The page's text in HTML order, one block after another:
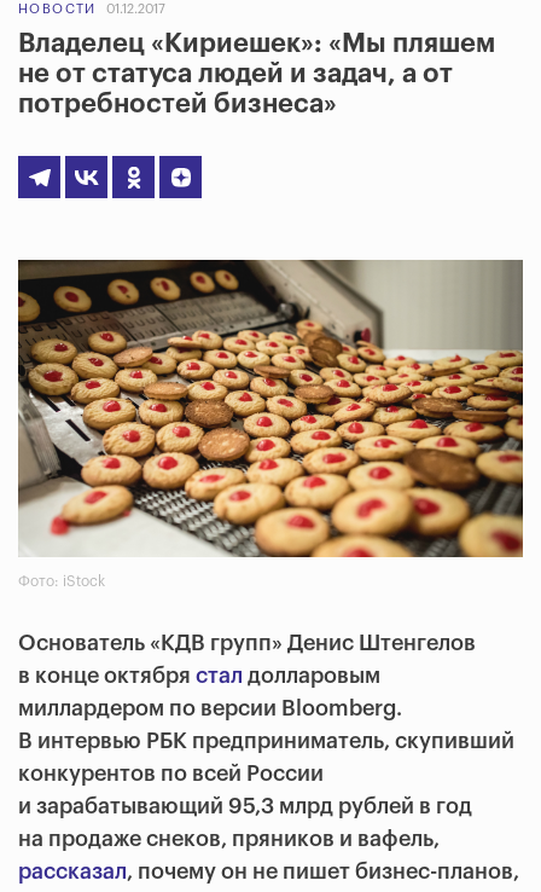
НОВОСТИ 01.12.2017
Владелец «Кириешек»: «Мы пляшем
не от статуса людей и задач, а от
потребностей бизнеса»
Фото: iStock
Основатель «КДВ групп» Денис Штенгелов
в конце октября стал долларовым
миллардером по версии Bloomberg.
В интервью РБК предприниматель, скупивший
конкурентов по всей России
и зарабатывающий 95,3 млрд рублей в год
на продаже снеков, пряников и вафель,
рассказал, почему он не пишет бизнес-планов,